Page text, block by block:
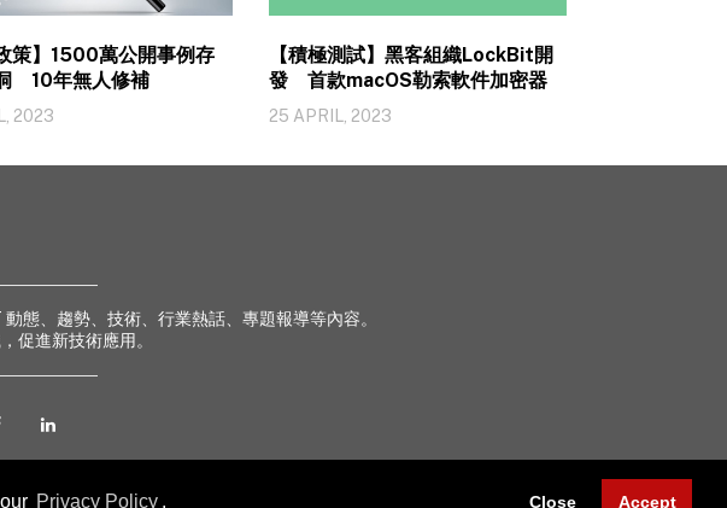
Privacy Policy . Close Accept
策】1500萬公開事例存
10年無人修補
2023
【積極測試】黑客組織LockBit開
發 首款macOS勒索軟件加密器
25 APRIL, 2023
態、趨勢、技術、行業熱話、專題報導等內容。
促進新技術應用。